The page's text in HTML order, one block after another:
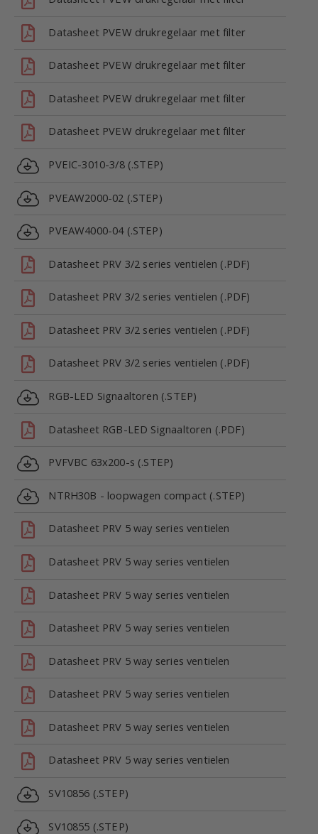
Datasheet PVEW drukregelaar met filter
Datasheet PVEW drukregelaar met filter
Datasheet PVEW drukregelaar met filter
Datasheet PVEW drukregelaar met filter
PVEIC-3010-3/8 (.STEP)
PVEAW2000-02 (.STEP)
PVEAW4000-04 (.STEP)
Datasheet PRV 3/2 series ventielen (.PDF)
Datasheet PRV 3/2 series ventielen (.PDF)
Datasheet PRV 3/2 series ventielen (.PDF)
Datasheet PRV 3/2 series ventielen (.PDF)
RGB-LED Signaaltoren (.STEP)
Datasheet RGB-LED Signaaltoren (.PDF)
PVFVBC 63x200-s (.STEP)
NTRH30B - loopwagen compact (.STEP)
Datasheet PRV 5 way series ventielen
Datasheet PRV 5 way series ventielen
Datasheet PRV 5 way series ventielen
Datasheet PRV 5 way series ventielen
Datasheet PRV 5 way series ventielen
Datasheet PRV 5 way series ventielen
Datasheet PRV 5 way series ventielen
Datasheet PRV 5 way series ventielen
SV10856 (.STEP)
SV10855 (.STEP)